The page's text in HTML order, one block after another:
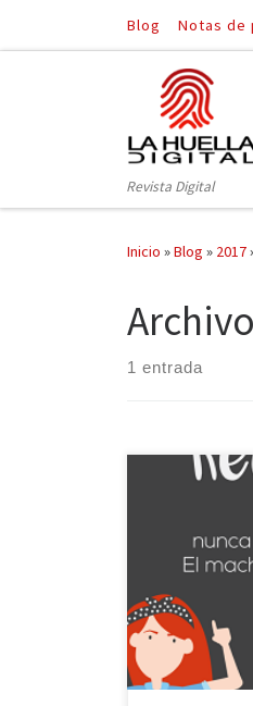
Saltar al contenido
Blog Notas de
Revista Digital
Inicio »Blog » 2017
1 entrada
El feminismo
pleno siglo XXI,
que ser
la igualdad de
que esto